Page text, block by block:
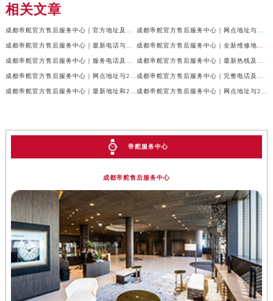
相关文章
成都帝舵官方售后服务中心｜官方地址及服务热线权威信息公示（2026年7月最新） 成都帝舵官方售后服务中心｜网点地址与官方电话权威信息公示（2026年7月最新）
成都帝舵官方售后服务中心｜最新电话与网点地址权威信息公示（2026年7月最新） 成都帝舵官方售后服务中心｜全新维修地址和官方电话权威信息公示（2026年7月最新）
成都帝舵官方售后服务中心｜服务电话及完整官方地址权威信息公示（2026年7月最新） 成都帝舵官方售后服务中心｜最新热线及详细网点地址权威信息公示（2026年7月最新）
成都帝舵官方售后服务中心｜网点地址与24小时客服热线权威信息公示（2026年7月最新） 成都帝舵官方售后服务中心｜完整电话及官方地址权威信息公示（2026年7月最新）
成都帝舵官方售后服务中心｜最新地址和24小时售后电话权威信息公示（2026年7月最新） 成都帝舵官方售后服务中心｜网点地址与24小时热线权威信息公示（2026年7月最新）
帝舵服务中心
成都帝舵售后服务中心